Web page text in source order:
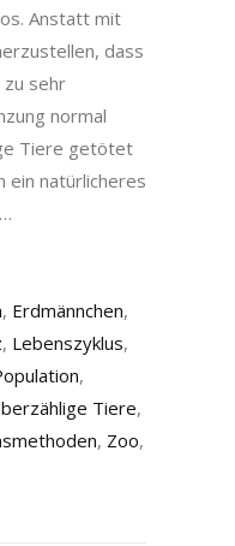
Anstatt mit
dass
zu sehr
normal
Tiere getötet
ein natürlicheres
, Erdmännchen,
, Lebenszyklus,
,
Tiere,
, Zoo,